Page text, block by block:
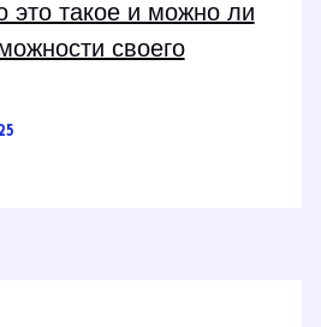
это такое и можно ли
своего